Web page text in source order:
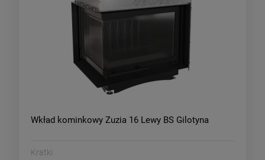
Wkład kominkowy Zuzia 16 Lewy BS Gilotyna
Kratki